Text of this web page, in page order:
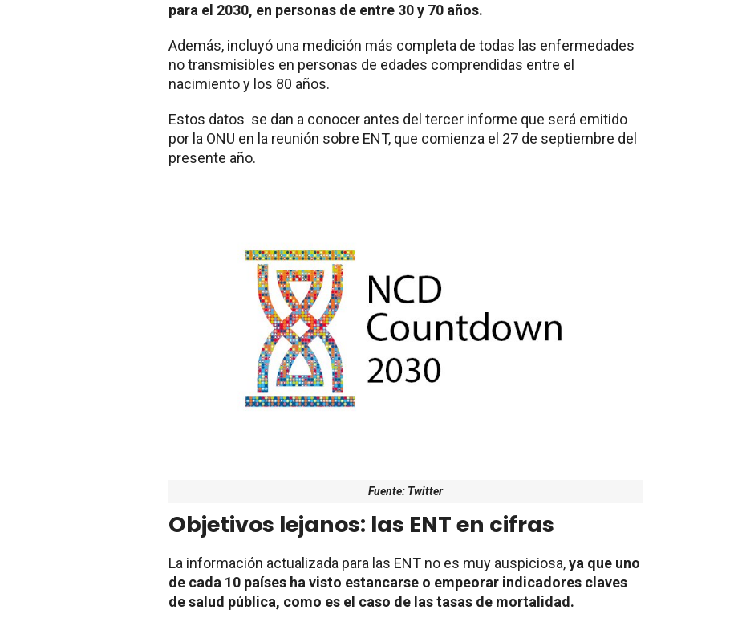
para el 2030, en personas de entre 30 y 70 años.
Además, incluyó una medición más completa de todas las enfermedades
no transmisibles en personas de edades comprendidas entre el
nacimiento y los 80 años.
Estos datos se dan a conocer antes del tercer informe que será emitido
por la ONU en la reunión sobre ENT, que comienza el 27 de septiembre del
presente año.
Fuente: Twitter
Objetivos lejanos: las ENT en cifras
La información actualizada para las ENT no es muy auspiciosa,ya que uno
de cada 10 países ha visto estancarse o empeorar indicadores claves
de salud pública, como es el caso de las tasas de mortalidad.